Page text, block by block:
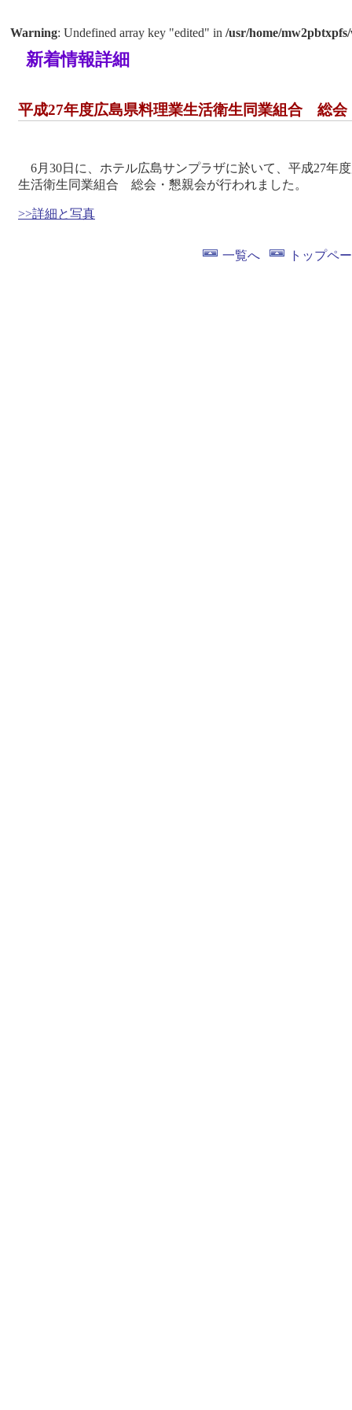
Warning: Undefined array key "edited" in /usr/home/
新着情報詳細
平成27年度広島県料理業生活衛生同業組合 総会
6月30日に、ホテル広島サンプラザに於いて、平成27年
生活衛生同業組合 総会・懇親会が行われました。
>>詳細と写真
一覧へ トップペ